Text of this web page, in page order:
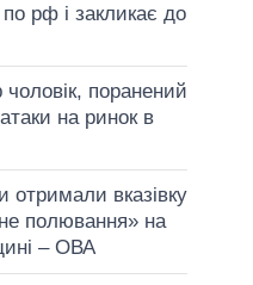
рф і закликає до
поранений
на ринок в
отримали вказівку
полювання» на
– ОВА